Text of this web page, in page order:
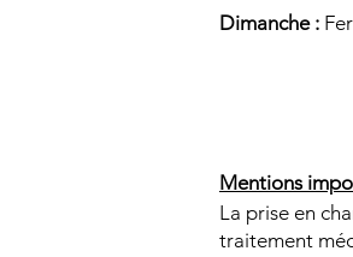
Dimanche :
Mentions
La prise en
traitement